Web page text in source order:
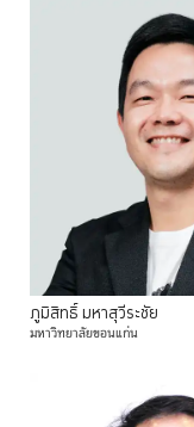
ภูมิสิทธิ์ มหาสุวีระชัย
มหาวิทยาลัยขอนแก่น